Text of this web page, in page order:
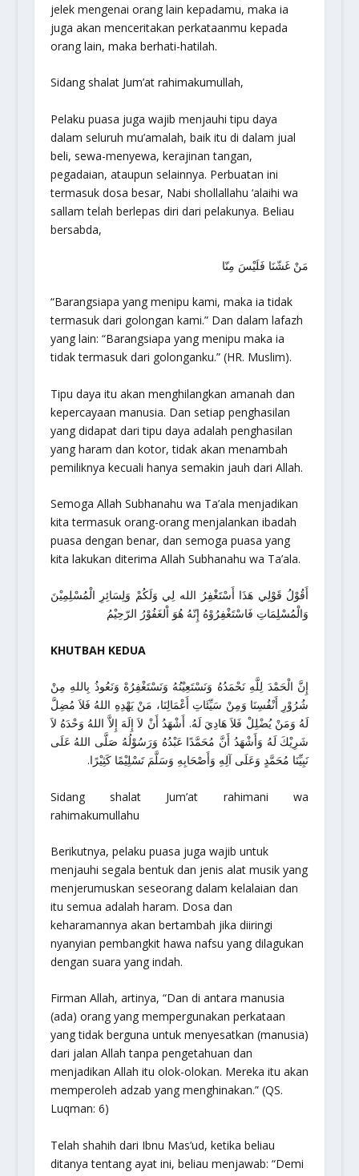
jelek mengenai orang lain kepadamu, maka ia
juga akan menceritakan perkataanmu kepada
orang lain, maka berhati-hatilah.
Sidang shalat Jum’at rahimakumullah,
Pelaku puasa juga wajib menjauhi tipu daya
dalam seluruh mu’amalah, baik itu di dalam jual
beli, sewa-menyewa, kerajinan tangan,
pegadaian, ataupun selainnya. Perbuatan ini
termasuk dosa besar, Nabi shollallahu ‘alaihi wa
sallam telah berlepas diri dari pelakunya. Beliau
bersabda,
مَنْ غَشّنَا فَلَيْسَ مِنّا
“Barangsiapa yang menipu kami, maka ia tidak
termasuk dari golongan kami.” Dan dalam lafazh
yang lain: “Barangsiapa yang menipu maka ia
tidak termasuk dari golonganku.” (HR. Muslim).
Tipu daya itu akan menghilangkan amanah dan
kepercayaan manusia. Dan setiap penghasilan
yang didapat dari tipu daya adalah penghasilan
yang haram dan kotor, tidak akan menambah
pemiliknya kecuali hanya semakin jauh dari Allah.
Semoga Allah Subhanahu wa Ta’ala menjadikan
kita termasuk orang-orang menjalankan ibadah
puasa dengan benar, dan semoga puasa yang
kita lakukan diterima Allah Subhanahu wa Ta’ala.
أَقُوْلُ قَوْلِي هَذَا أَسْتَغْفِرُ الله لِي وَلَكُمْ وَلِسَائِرِ الْمُسْلِمِيْنَ
وَالْمُسْلِمَاتِ فَاسْتَغْفِرُوْهُ إِنّهُ هُوَ اْلغَفُوْرُ الرّحِيْمُ
KHUTBAH KEDUA
إِنَّ الْحَمْدَ لِلَّهِ نَحْمَدُهُ وَنَسْتَعِيْنُهُ وَنَسْتَغْفِرُهْ وَنَعُوذُ بِاللهِ مِنْ
شُرُوْرِ أَنْفُسِنَا وَمِنْ سَيِّئَاتِ أَعْمَالِنَا، مَنْ يَهْدِهِ اللهُ فَلاَ مُضِلَّ
لَهُ وَمَنْ يُضْلِلْ فَلاَ هَادِيَ لَهُ. أَشْهَدُ أَنْ لاَ إِلَهَ إِلاَّ اللهُ وَحْدَهُ لاَ
شَرِيْكَ لَهُ وَأَشْهَدُ أَنَّ مُحَمَّدًا عَبْدُهُ وَرَسُوْلُهُ صَلَّى اللهُ عَلَى
نَبِيِّنَا مُحَمَّدٍ وَعَلَى آلِهِ وَأَصْحَابِهِ وَسَلَّمَ تَسْلِيْمًا كَثِيْرًا.
Sidang shalat Jum’at rahimani wa
rahimakumullahu
Berikutnya, pelaku puasa juga wajib untuk
menjauhi segala bentuk dan jenis alat musik yang
menjerumuskan seseorang dalam kelalaian dan
itu semua adalah haram. Dosa dan
keharamannya akan bertambah jika diiringi
nyanyian pembangkit hawa nafsu yang dilagukan
dengan suara yang indah.
Firman Allah, artinya, “Dan di antara manusia
(ada) orang yang mempergunakan perkataan
yang tidak berguna untuk menyesatkan (manusia)
dari jalan Allah tanpa pengetahuan dan
menjadikan Allah itu olok-olokan. Mereka itu akan
memperoleh adzab yang menghinakan.” (QS.
Luqman: 6)
Telah shahih dari Ibnu Mas’ud, ketika beliau
ditanya tentang ayat ini, beliau menjawab: “Demi